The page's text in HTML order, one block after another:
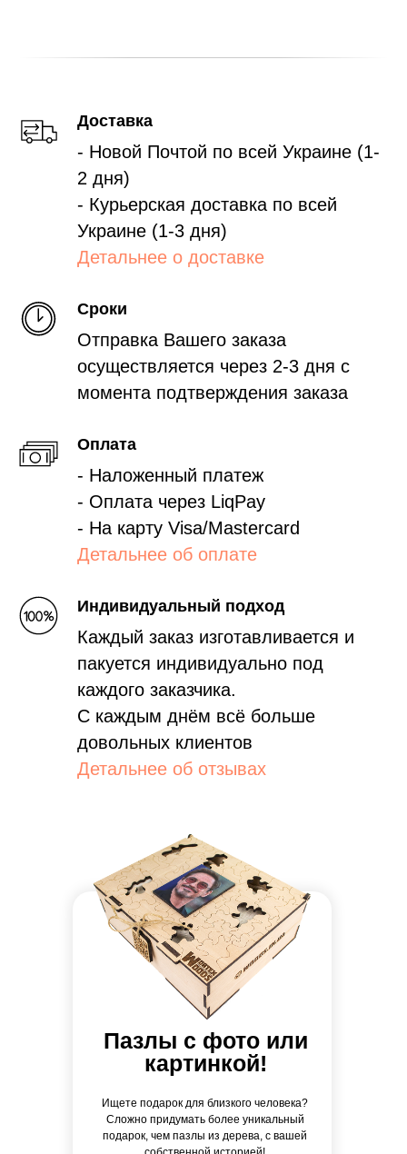
Доставка
- Новой Почтой по всей Украине (1-
2 дня)
- Курьерская доставка по всей
Украине (1-3 дня)
Детальнее о доставке
Сроки
Отправка Вашего заказа
осуществляется через 2-3 дня с
момента подтверждения заказа
Оплата
- Наложенный платеж
- Оплата через LiqPay
- На карту Visa/Mastercard
Детальнее об оплате
Индивидуальный подход
Каждый заказ изготавливается и
пакуется индивидуально под
каждого заказчика.
С каждым днём всё больше
довольных клиентов
Детальнее об отзывах
Пазлы с фото или
картинкой!
Ищете подарок для близкого человека?
Сложно придумать более уникальный
подарок, чем пазлы из дерева, с вашей